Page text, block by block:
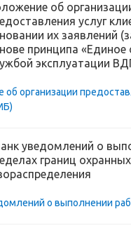
об
услуг
их заявлений
принципа «Единое
эксплуатации
организации
уведомлений о
границ
о выполнении